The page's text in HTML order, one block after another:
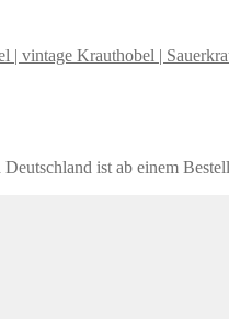
Krauthobel |
ist ab einem